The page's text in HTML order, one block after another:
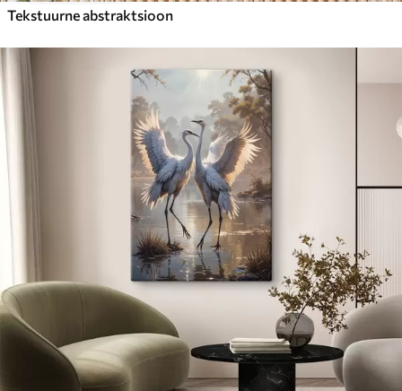
Tekstuurne abstraktsioon